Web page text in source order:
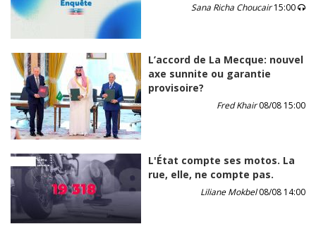
Sana Richa Choucair15:00
L’accord de La Mecque: nouvel
axe sunnite ou garantie
provisoire?
Fred Khair08/08 15:00
L'État compte ses motos. La
rue, elle, ne compte pas.
Liliane Mokbel08/08 14:00